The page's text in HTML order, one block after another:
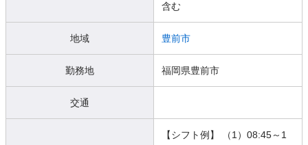
含む
地域 豊前市
勤務地 福岡県豊前市
交通
【シフト例】 （1）08:45～1